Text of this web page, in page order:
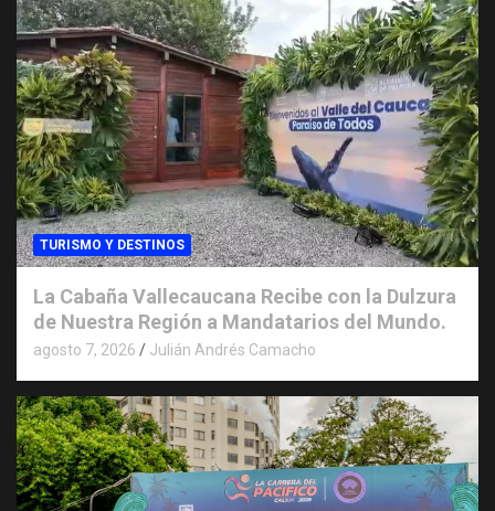
TURISMO Y DESTINOS
La Cabaña Vallecaucana Recibe con la Dulzura
de Nuestra Región a Mandatarios del Mundo.
agosto 7, 2026 Julián Andrés Camacho